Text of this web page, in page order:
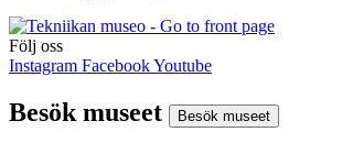
Följ oss
Instagram FacebookYoutube
Besök museet Besök museet